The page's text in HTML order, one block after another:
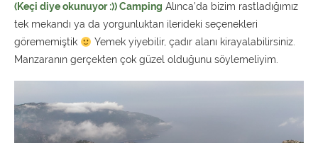
(Keçi diye okunuyor :)) Camping Alınca’da bizim rastladığımız
tek mekandı ya da yorgunluktan ilerideki seçenekleri
görememiştik
Yemek yiyebilir, çadır alanı kirayalabilirsiniz.
Manzaranın gerçekten çok güzel olduğunu söylemeliyim.